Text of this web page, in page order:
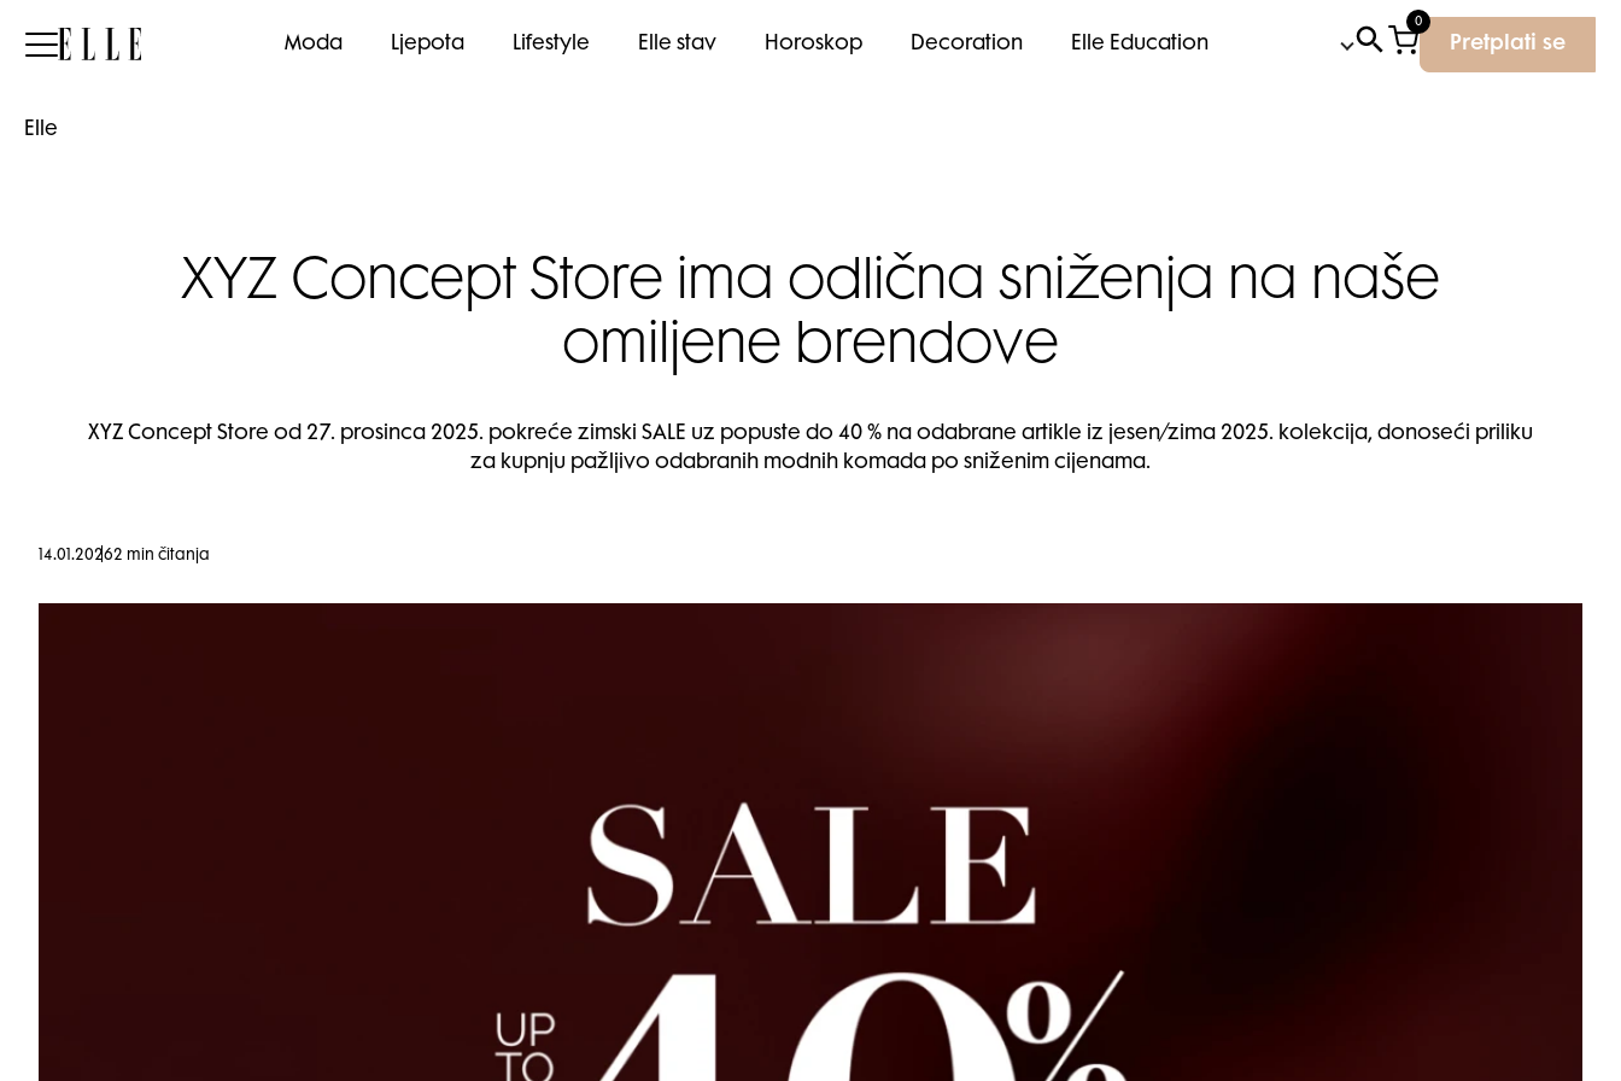
Elle Moda Ljepota Lifestyle Elle stav Horoskop Decoration Elle Education
0
Pretplati se
Elle
XYZ Concept Store ima odlična sniženja na naše
omiljene brendove
XYZ Concept Store od 27. prosinca 2025. pokreće zimski SALE uz popuste do 40 % na odabrane artikle iz jesen/zima 2025. kolekcija, donoseći priliku
za kupnju pažljivo odabranih modnih komada po sniženim cijenama.
14.01.20262 min čitanja